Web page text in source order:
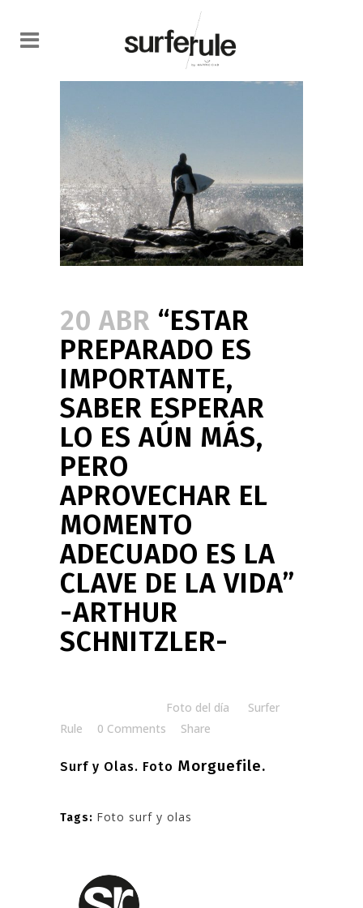
20 ABR “ESTAR
PREPARADO ES
IMPORTANTE,
SABER ESPERAR
LO ES AÚN MÁS,
PERO
APROVECHAR EL
MOMENTO
ADECUADO ES LA
CLAVE DE LA VIDA”
-ARTHUR
SCHNITZLER-
Foto del día
Surfer
Rule
0 Comments Share
Surf y Olas. Foto Morguefile.
Tags: Foto surf y olas